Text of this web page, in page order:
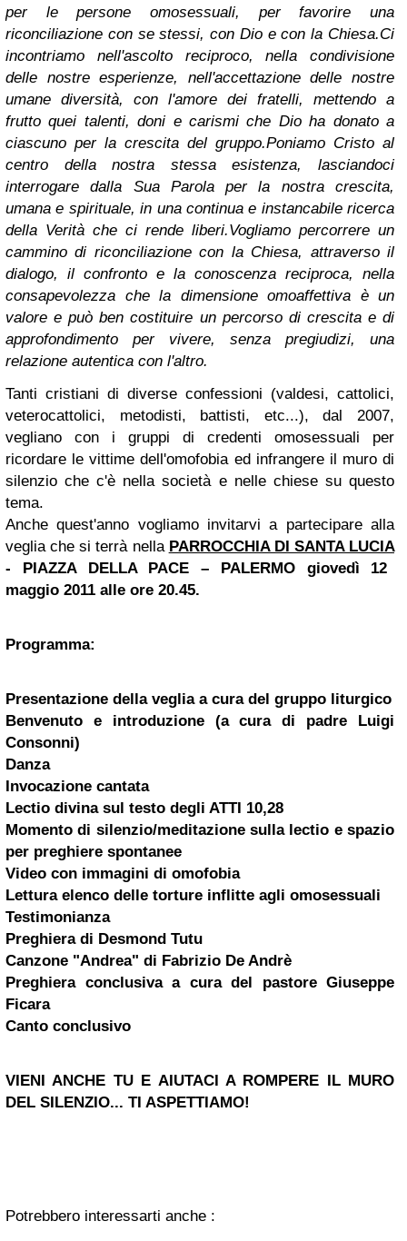
per le persone omosessuali, per favorire una
riconciliazione con se stessi, con Dio e con la Chiesa.Ci
incontriamo nell'ascolto reciproco, nella condivisione
delle nostre esperienze, nell'accettazione delle nostre
umane diversità, con l'amore dei fratelli, mettendo a
frutto quei talenti, doni e carismi che Dio ha donato a
ciascuno per la crescita del gruppo.Poniamo Cristo al
centro della nostra stessa esistenza, lasciandoci
interrogare dalla Sua Parola per la nostra crescita,
umana e spirituale, in una continua e instancabile ricerca
della Verità che ci rende liberi.Vogliamo percorrere un
cammino di riconciliazione con la Chiesa, attraverso il
dialogo, il confronto e la conoscenza reciproca, nella
consapevolezza che la dimensione omoaffettiva è un
valore e può ben costituire un percorso di crescita e di
approfondimento per vivere, senza pregiudizi, una
relazione autentica con l'altro.
Tanti cristiani di diverse confessioni (valdesi, cattolici,
veterocattolici, metodisti, battisti, etc...), dal 2007,
vegliano con i gruppi di credenti omosessuali per
ricordare le vittime dell'omofobia ed infrangere il muro di
silenzio che c'è nella società e nelle chiese su questo
tema.
Anche quest'anno vogliamo invitarvi a partecipare alla
veglia che si terrà nella PARROCCHIA DI SANTA LUCIA
- PIAZZA DELLA PACE – PALERMOgiovedì 12
maggio 2011 alle ore 20.45.
Programma:
Presentazione della veglia a cura del gruppo liturgico
Benvenuto e introduzione (a cura di padre Luigi
Consonni)
Danza
Invocazione cantata
Lectio divina sul testo degli ATTI 10,28
Momento di silenzio/meditazione sulla lectio e spazio
per preghiere spontanee
Video con immagini di omofobia
Lettura elenco delle torture inflitte agli omosessuali
Testimonianza
Preghiera di Desmond Tutu
Canzone "Andrea" di Fabrizio De Andrè
Preghiera conclusiva a cura del pastore Giuseppe
Ficara
Canto conclusivo
VIENI ANCHE TU E AIUTACI A ROMPERE IL MURO
DEL SILENZIO... TI ASPETTIAMO!
Potrebbero interessarti anche :